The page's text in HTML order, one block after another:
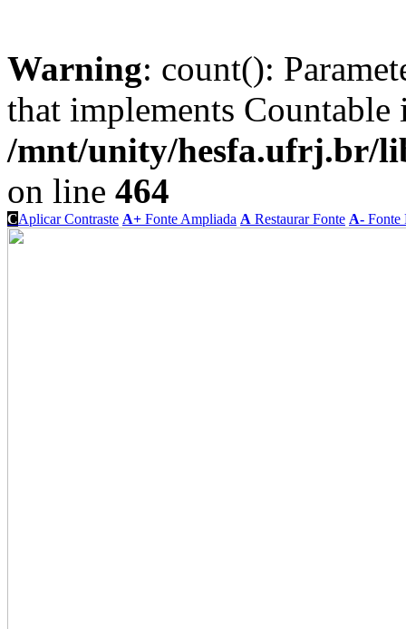
Warning: count():
that implements Countable
/mnt/unity/hesfa.ufrj.br/
on line 464
CAplicar Contraste A+ Fonte Ampliada A Restaurar Fonte A- Fonte